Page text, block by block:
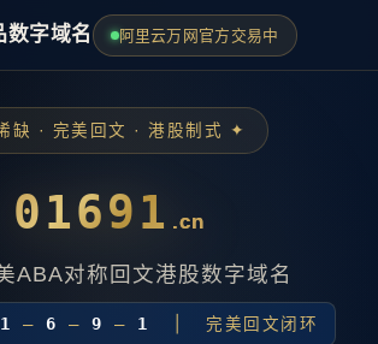
数字域名 阿里云万网官方交易中
缺 · 完美回文 · 港股制式 ✦
01691 .cn
ABA对称回文港股数字域名
1 — 6 —9 — 1 │ 完美回文闭环